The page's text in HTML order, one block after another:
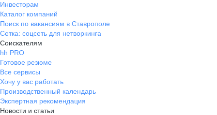
Инвесторам
Каталог компаний
Поиск по вакансиям в Ставрополе
Сетка: соцсеть для нетворкинга
Соискателям
hh PRO
Готовое резюме
Все сервисы
Хочу у вас работать
Производственный календарь
Экспертная рекомендация
Новости и статьи